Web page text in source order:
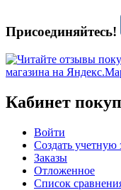
Присоединяйтесь!
Кабинет
Войти
Создать учетную
Заказы
Отложенное
Список